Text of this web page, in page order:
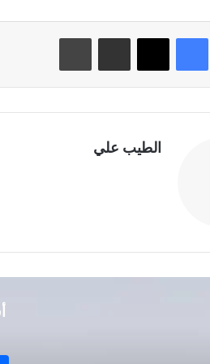
فيسبوك تويتر مشاركة عبر البريد طباعة
الطيب علي